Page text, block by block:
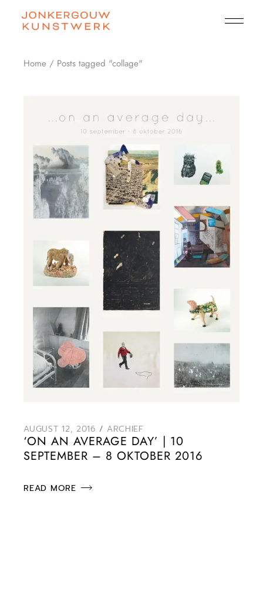
content
Home Posts tagged "collage"
AUGUST 12, 2016 ARCHIEF
‘ON AN AVERAGE DAY’ | 10
SEPTEMBER – 8 OKTOBER 2016
READ MORE